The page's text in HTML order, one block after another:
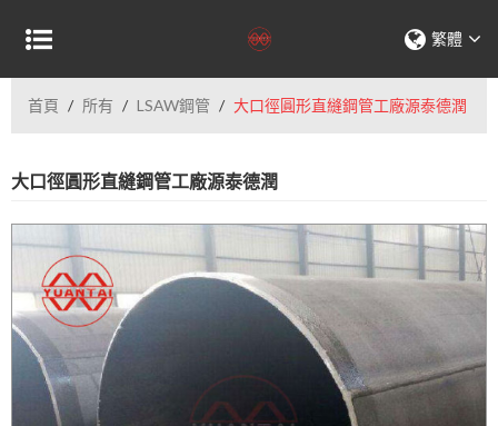
繁體
首頁 / 所有 / LSAW鋼管 / 大口徑圓形直縫鋼管工廠源泰德潤
大口徑圓形直縫鋼管工廠源泰德潤